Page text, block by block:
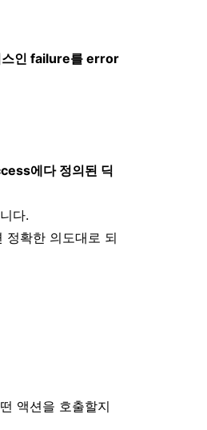
스인 failure를 error
에다 정의된 딕
다.
확한 의도대로 되
액션을 호출할지